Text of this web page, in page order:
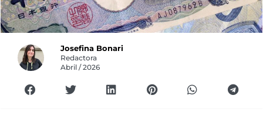
Josefina Bonari
Redactora
Abril / 2026